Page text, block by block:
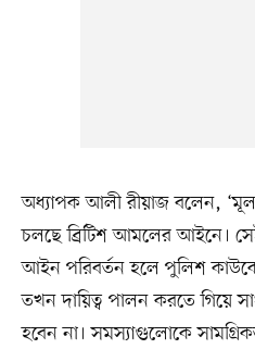
অধ্যাপক আলী রীয়াজ বলেন,
চলছে ব্রিটিশ আমলের আইনে।
আইন পরিবর্তন হলে পুলিশ কাউকে
তখন দায়িত্ব পালন করতে গিয়ে
হবেন না। সমস্যাগুলোকে